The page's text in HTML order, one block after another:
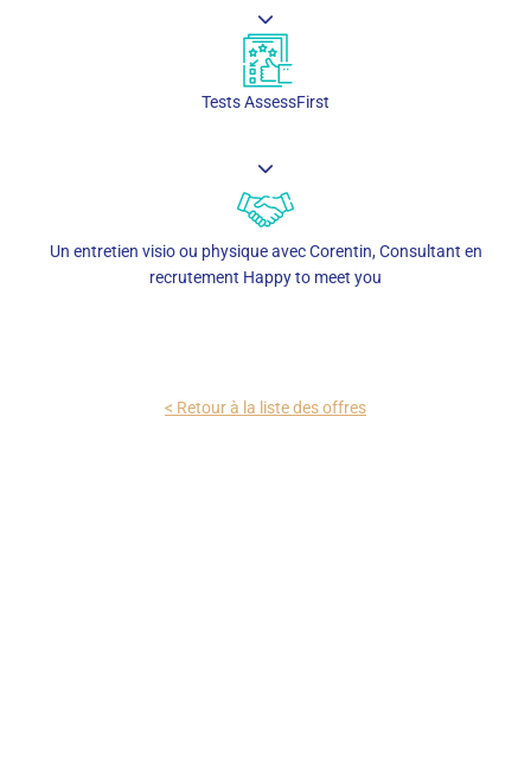
Tests AssessFirst
Un entretien visio ou physique avec Corentin, Consultant en
recrutement Happy to meet you
< Retour à la liste des offres